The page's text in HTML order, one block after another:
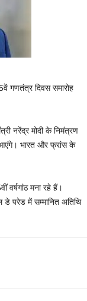
गणतंत्र दिवस समारोह
नरेंद्र मोदी के निमंत्रण
आएंगे। भारत और फ्रांस के
वर्षगांठ मना रहे हैं।
डे परेड में सम्मानित अतिथि